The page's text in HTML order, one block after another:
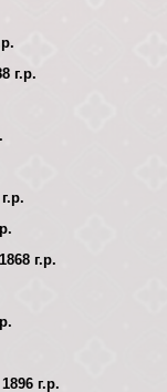
г.р.
г.р.
г.р.